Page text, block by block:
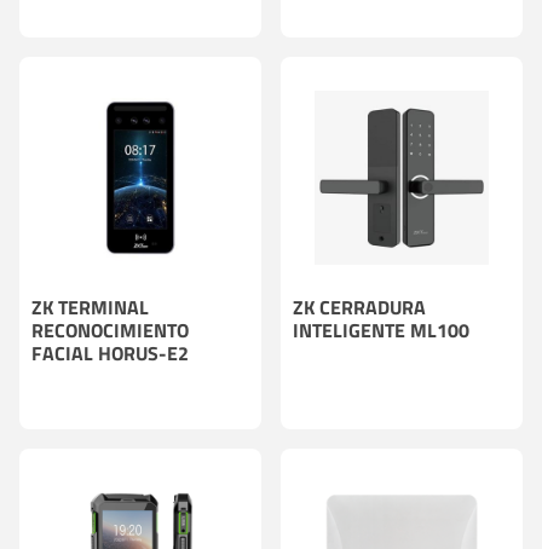
ZK TERMINAL
RECONOCIMIENTO
FACIAL HORUS-E2
ZK CERRADURA
INTELIGENTE ML100